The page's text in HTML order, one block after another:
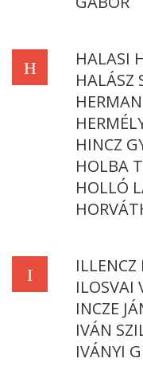
H
HALASI
HALÁSZ
HINCZ
HOLBA
HOLLÓ
I
ILLENCZ
ILOSVAI
INCZE
IVÁN
IVÁNYI